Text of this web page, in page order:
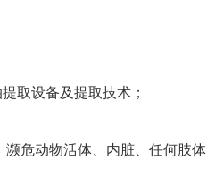
取设备及提取技术；
危动物活体、内脏、任何肢